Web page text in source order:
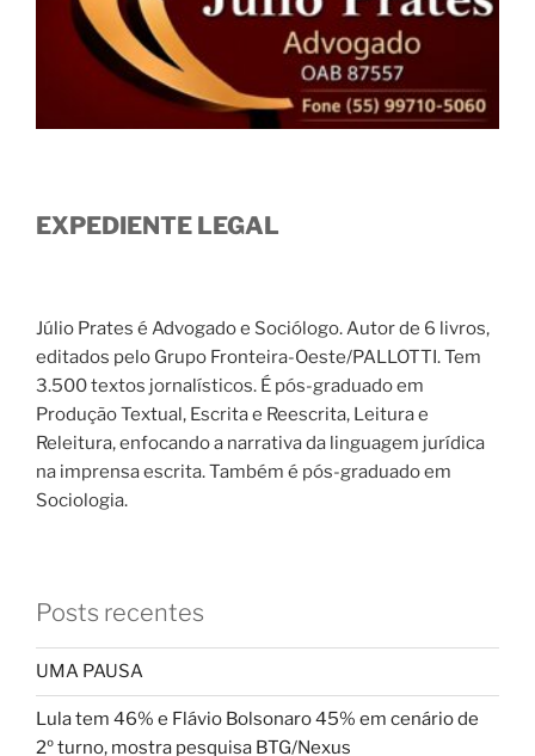
EXPEDIENTE LEGAL
Júlio Prates é Advogado e Sociólogo. Autor de 6 livros,
editados pelo Grupo Fronteira-Oeste/PALLOTTI. Tem
3.500 textos jornalísticos. É pós-graduado em
Produção Textual, Escrita e Reescrita, Leitura e
Releitura, enfocando a narrativa da linguagem jurídica
na imprensa escrita. Também é pós-graduado em
Sociologia.
Posts recentes
UMA PAUSA
Lula tem 46% e Flávio Bolsonaro 45% em cenário de
2º turno, mostra pesquisa BTG/Nexus